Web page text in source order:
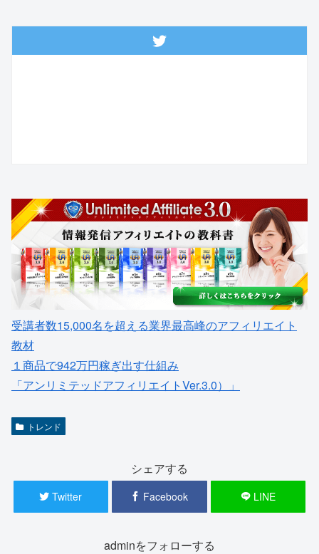
受講者数15,000名を超える業界最高峰のアフィリエイト
教材
１商品で942万円稼ぎ出す仕組み
「アンリミテッドアフィリエイトVer.3.0）」
トレンド
シェアする
Twitter Facebook LINE
adminをフォローする